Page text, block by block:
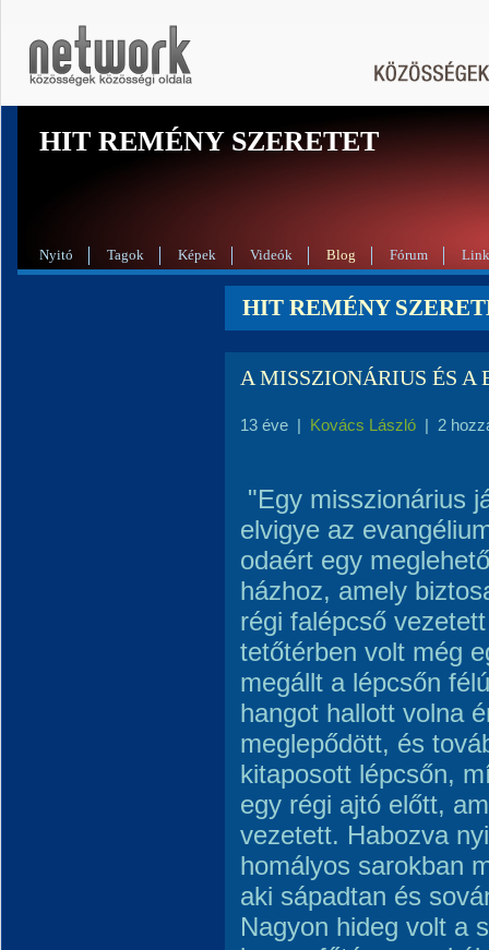
HIT REMÉNY SZERETET
Nyitó Tagok Képek Videók Blog Fórum
HIT REMÉNY
A MISSZIONÁRIUS ÉS A
13 éve | Kovács László | 2
"Egy misszionárius
elvigye az
odaért egy
házhoz, amely
régi falépcső
tetőtérben volt még
megállt a lépcsőn
hangot hallott volna
meglepődött, és
kitaposott lépcsőn,
egy régi ajtó előtt,
vezetett. Habozva
homályos sarokban
aki sápadtan és
Nagyon hideg volt a